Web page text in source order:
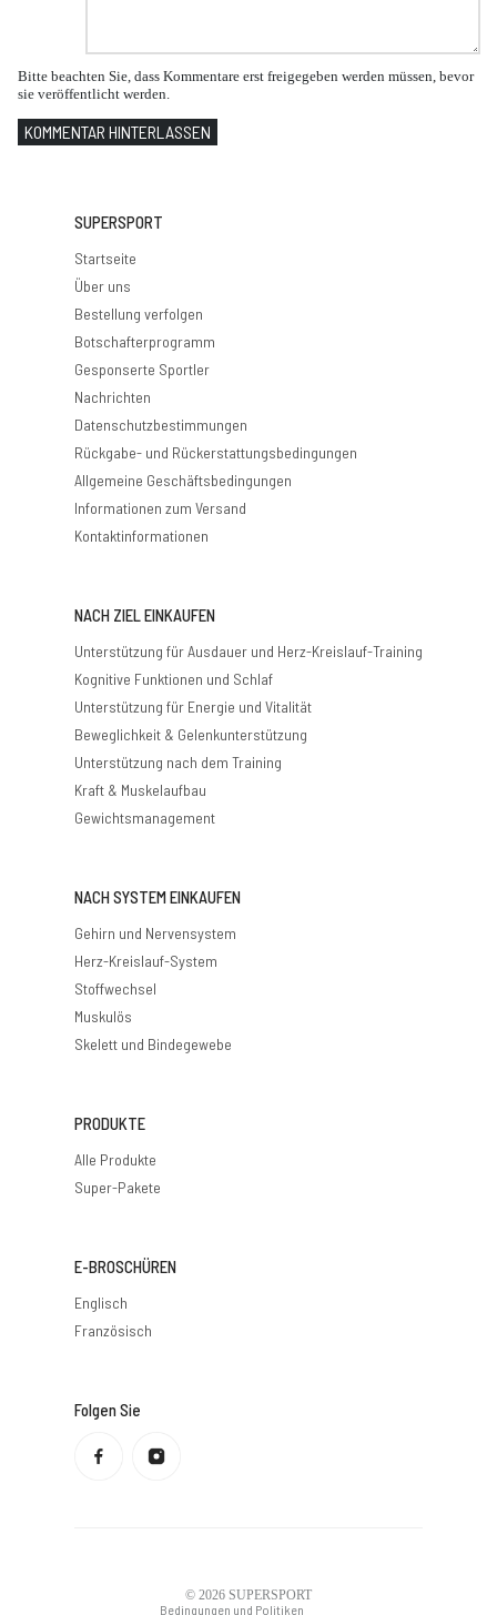
Bitte beachten Sie, dass Kommentare erst freigegeben werden müssen, bevor
sie veröffentlicht werden.
KOMMENTAR HINTERLASSEN
SUPERSPORT
Startseite
Über uns
Bestellung verfolgen
Botschafterprogramm
Gesponserte Sportler
Nachrichten
Datenschutzbestimmungen
Rückgabe- und Rückerstattungsbedingungen
Allgemeine Geschäftsbedingungen
Informationen zum Versand
Kontaktinformationen
NACH ZIEL EINKAUFEN
Unterstützung für Ausdauer und Herz-Kreislauf-Training
Kognitive Funktionen und Schlaf
Unterstützung für Energie und Vitalität
Beweglichkeit & Gelenkunterstützung
Unterstützung nach dem Training
Kraft & Muskelaufbau
Gewichtsmanagement
NACH SYSTEM EINKAUFEN
Gehirn und Nervensystem
Herz-Kreislauf-System
Stoffwechsel
Muskulös
Skelett und Bindegewebe
PRODUKTE
Alle Produkte
Super-Pakete
E-BROSCHÜREN
Englisch
Französisch
Folgen Sie
© 2026 SUPERSPORT
Bedingungen und Politiken
Datenschutzbestimmungen
Rückerstattungsrichtlinie